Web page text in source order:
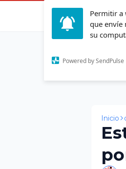
Permitir a
que envíe
su
Powered by SendPulse
Inicio